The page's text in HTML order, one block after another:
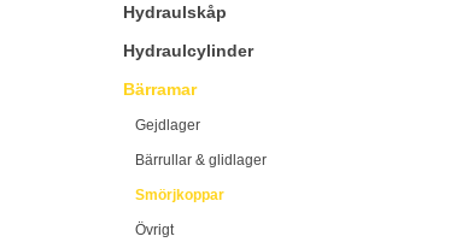
Hydraulskåp
Hydraulcylinder
Bärramar
Gejdlager
Bärrullar & glidlager
Smörjkoppar
Övrigt